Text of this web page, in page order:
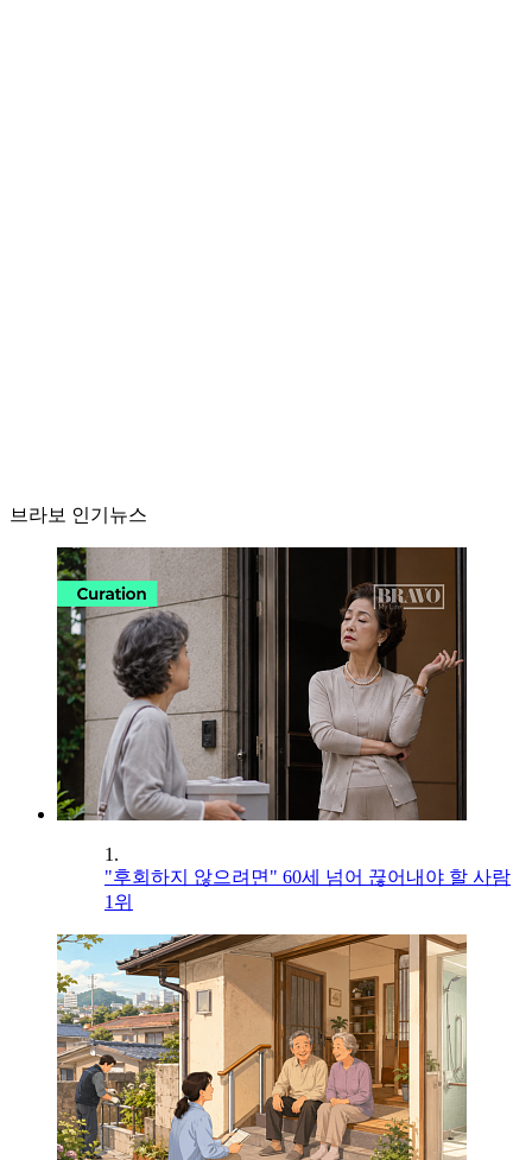
브라보 인기뉴스
1.
"후회하지 않으려면" 60세 넘어 끊어내야 할 사람
1위